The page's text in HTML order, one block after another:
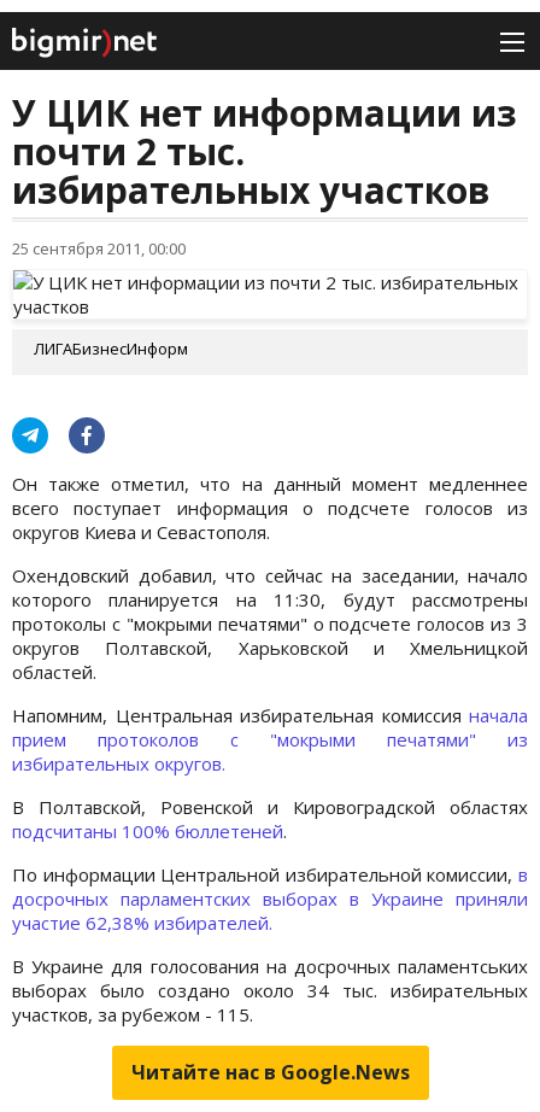
У ЦИК нет информации из
почти 2 тыс.
избирательных участков
25 сентября 2011, 00:00
ЛИГАБизнесИнформ
Он также отметил, что на данный момент медленнее
всего поступает информация о подсчете голосов из
округов Киева и Севастополя.
Охендовский добавил, что сейчас на заседании, начало
которого планируется на 11:30, будут рассмотрены
протоколы с "мокрыми печатями" о подсчете голосов из 3
округов Полтавской, Харьковской и Хмельницкой
областей.
Напомним, Центральная избирательная комиссия начала
прием протоколов с "мокрыми печатями" из
избирательных округов.
В Полтавской, Ровенской и Кировоградской областях
подсчитаны 100% бюллетеней.
По информации Центральной избирательной комиссии, в
досрочных парламентских выборах в Украине приняли
участие 62,38% избирателей.
В Украине для голосования на досрочных паламентських
выборах было создано около 34 тыс. избирательных
участков, за рубежом - 115.
Читайте нас в Google.News